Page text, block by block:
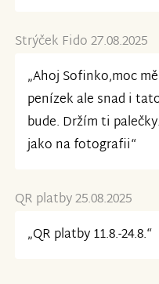
Strýček Fido 27.08.2025
„Ahoj Sofinko,moc
penízek ale snad i
bude. Držím ti
jako na fotografii“
QR platby 25.08.2025
„QR platby 11.8.-24.8.“